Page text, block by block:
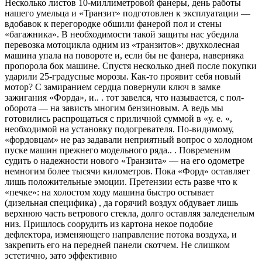
Несколько листов 10-миллиметровой фанеры, день работы
нашего умельца и «Транзит» подготовлен к эксплуатации —
вдобавок к перегородке обшили фанерой пол и стены
«багажника». В необходимости такой защиты нас убедила
перевозка мотоцикла одним из «транзитов»: двухколесная
машина упала на повороте и, если бы не фанера, наверняка
пропорола бок машине. Спустя несколько дней после покупки
ударили 25-градусные морозы. Как-то проявит себя новый
мотор? С замиранием сердца повернули ключ в замке
зажигания «Форда», и.. . тот завелся, что называется, с пол-
оборота — на зависть многим бензиновым. А ведь мы
готовились распрощаться с приличной суммой в «у. е. «,
необходимой на установку подогревателя. По-видимому,
«фордовцам» не раз задавали неприятный вопрос о холодном
пуске машин прежнего модельного ряда.. . Повременим
судить о надежности нового «Транзита» — на его одометре
немногим более тысячи километров. Пока «Форд» оставляет
лишь положительные эмоции. Претензии есть разве что к
«печке»: на холостом ходу машина быстро остывает
(дизельная специфика) , да горячий воздух обдувает лишь
верхнюю часть ветрового стекла, долго оставляя заледенелым
низ. Пришлось соорудить из картона некое подобие
дефлектора, изменяющего направление потока воздуха, и
закрепить его на передней панели скотчем. Не слишком
эстетично, зато эффективно